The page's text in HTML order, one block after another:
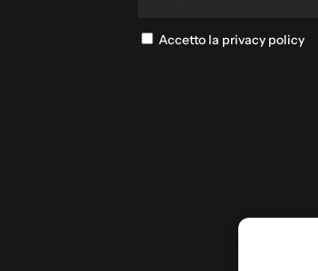
Accetto la privacy policy